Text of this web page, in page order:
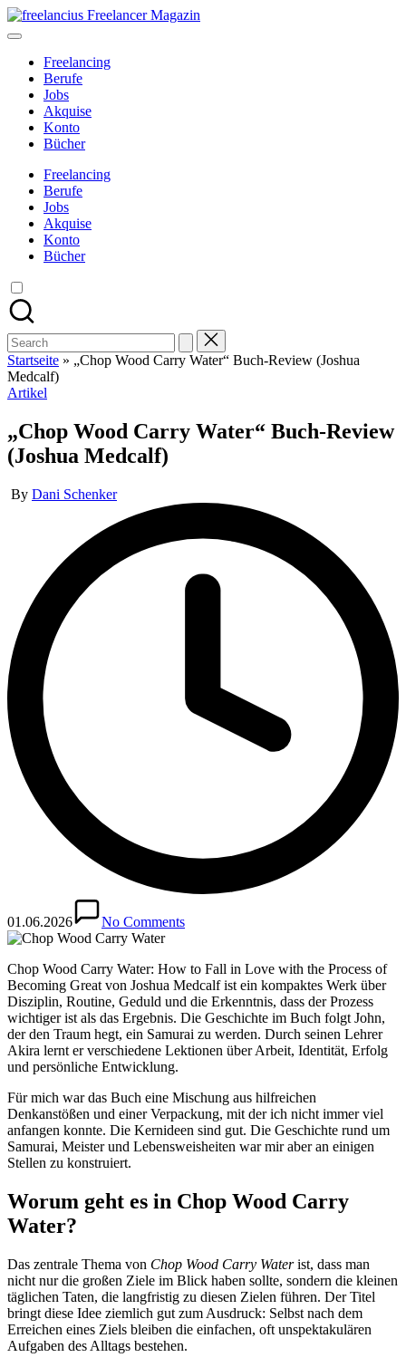
Skip
to
Das
Wohnzimmer
Freelancer
Freelancing
Berufe
Jobs
Akquise
Konto
Bücher
Freelancing
Berufe
Jobs
Akquise
Konto
Bücher
Search
for:
Startseite » „Chop Wood Carry Water“ Buch-Review (Joshua
Medcalf)
Posted
Artikel
„Chop Wood Carry Water“ Buch-Review
(Joshua Medcalf)
Posted
By Dani Schenker
01.06.2026 No Comments
Chop Wood Carry Water: How to Fall in Love with the Process of
Becoming Great von Joshua Medcalf ist ein kompaktes Werk über
Disziplin, Routine, Geduld und die Erkenntnis, dass der Prozess
wichtiger ist als das Ergebnis. Die Geschichte im Buch folgt John,
der den Traum hegt, ein Samurai zu werden. Durch seinen Lehrer
Akira lernt er verschiedene Lektionen über Arbeit, Identität, Erfolg
und persönliche Entwicklung.
Für mich war das Buch eine Mischung aus hilfreichen
Denkanstößen und einer Verpackung, mit der ich nicht immer viel
anfangen konnte. Die Kernideen sind gut. Die Geschichte rund um
Samurai, Meister und Lebensweisheiten war mir aber an einigen
Stellen zu konstruiert.
Worum geht es in Chop Wood Carry
Water?
Das zentrale Thema von Chop Wood Carry Waterist, dass man
nicht nur die großen Ziele im Blick haben sollte, sondern die kleinen
täglichen Taten, die langfristig zu diesen Zielen führen. Der Titel
bringt diese Idee ziemlich gut zum Ausdruck: Selbst nach dem
Erreichen eines Ziels bleiben die einfachen, oft unspektakulären
Aufgaben des Alltags bestehen.